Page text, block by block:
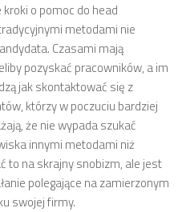
o pomoc do head
metodami nie
Czasami mają
pozyskać pracowników, a im
jak skontaktować się z
którzy w poczuciu bardziej
że nie wypada szukać
innymi metodami niż
to na skrajny snobizm, ale jest
polegające na zamierzonym
swojej firmy.